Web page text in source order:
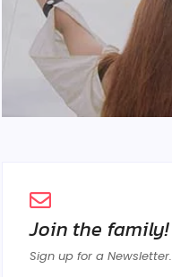
Join the family!
Sign up for a Newsletter.